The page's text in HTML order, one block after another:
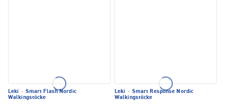
Leki · Smart Flash Nordic
Walkingstöcke
Leki · Smart Response Nordic
Walkingstöcke